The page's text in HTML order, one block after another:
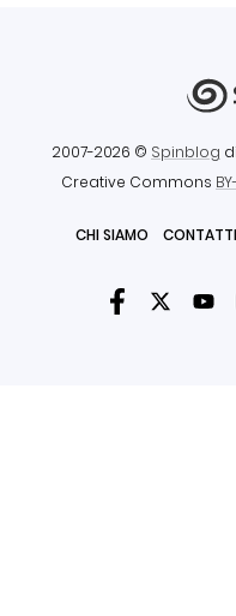
2007-2026 © Spinblog
Creative Commons
CHI SIAMO CONTATTI